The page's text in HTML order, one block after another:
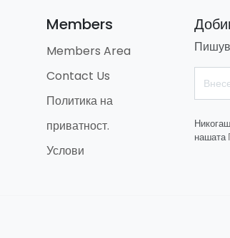
Members
Members Area
Contact Us
Политика на
приватност.
Услови
нашата